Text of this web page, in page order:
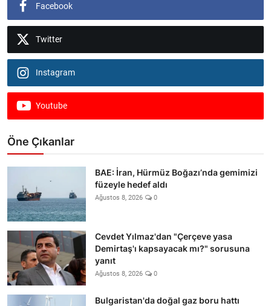
Facebook
Twitter
Instagram
Youtube
Öne Çıkanlar
BAE: İran, Hürmüz Boğazı’nda gemimizi
füzeyle hedef aldı
Ağustos 8, 2026 0
Cevdet Yılmaz'dan "Çerçeve yasa
Demirtaş'ı kapsayacak mı?" sorusuna
yanıt
Ağustos 8, 2026 0
Bulgaristan'da doğal gaz boru hattı